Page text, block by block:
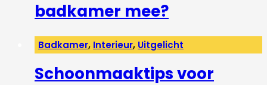
badkamer mee?
Badkamer, Interieur, Uitgelicht
Schoonmaaktips voor